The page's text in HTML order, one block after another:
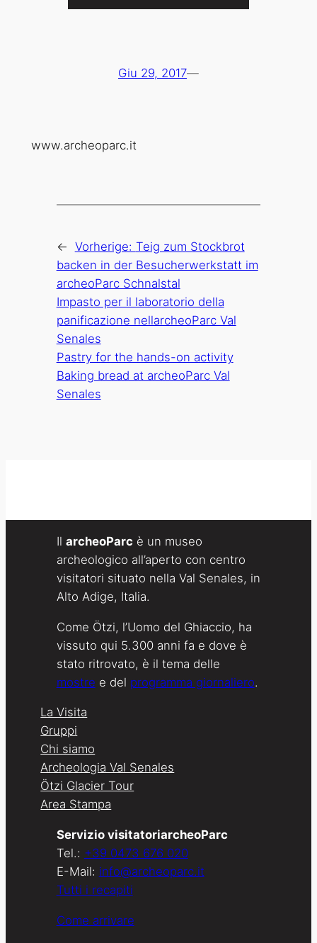
Giu 29, 2017—
www.archeoparc.it
← Vorherige: Teig zum Stockbrot
backen in der Besucherwerkstatt im
archeoParc Schnalstal
Impasto per il laboratorio della
panificazione nellarcheoParc Val
Senales
Pastry for the hands-on activity
Baking bread at archeoParc Val
Senales
Il archeoParc è un museo
archeologico all’aperto con centro
visitatori situato nella Val Senales, in
Alto Adige, Italia.
Come Ötzi, l’Uomo del Ghiaccio, ha
vissuto qui 5.300 anni fa e dove è
stato ritrovato, è il tema delle
mostre e del programma giornaliero.
La Visita
Gruppi
Chi siamo
Archeologia Val Senales
Ötzi Glacier Tour
Area Stampa
Servizio visitatoriarcheoParc
Tel.: +39 0473 676 020
E-Mail: info@archeoparc.it
Tutti i recapiti
Come arrivare